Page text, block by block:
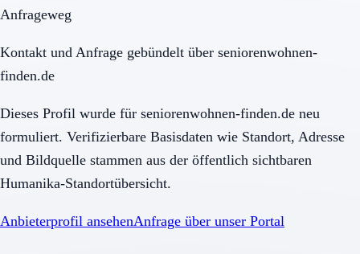
Anfrageweg
Kontakt und Anfrage gebündelt über seniorenwohnen-
finden.de
Dieses Profil wurde für seniorenwohnen-finden.de neu
formuliert. Verifizierbare Basisdaten wie Standort, Adresse
und Bildquelle stammen aus der öffentlich sichtbaren
Humanika-Standortübersicht.
Anbieterprofil ansehenAnfrage über unser Portal